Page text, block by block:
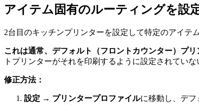
アイテム固有のルーティングを設
2台目のキッチンプリンターを設定して特定のアイテ
これは通常、デフォルト（フロントカウンター）プ
トプリンターがそれを印刷するように設定されてい
修正方法：
設定 → プリンタープロファイルに移動し、デフ